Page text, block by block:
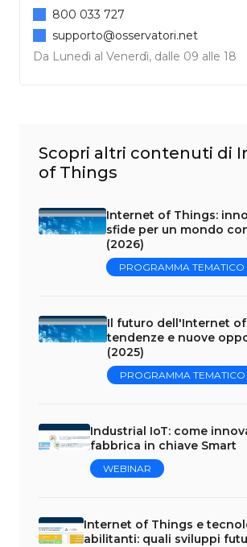
Da Lunedì al Venerdì, dalle 09 alle 18
800 033 727
supporto@osservatori.net
Scopri altri contenuti di
of Things
Internet of Things:
sfide per un mondo
(2026)
PROGRAMMA TEMATICO
Il futuro dell'Internet
tendenze e nuove
(2025)
PROGRAMMA TEMATICO
Industrial IoT: come
fabbrica in chiave Smart
WEBINAR
Internet of Things e
abilitanti: quali sviluppi